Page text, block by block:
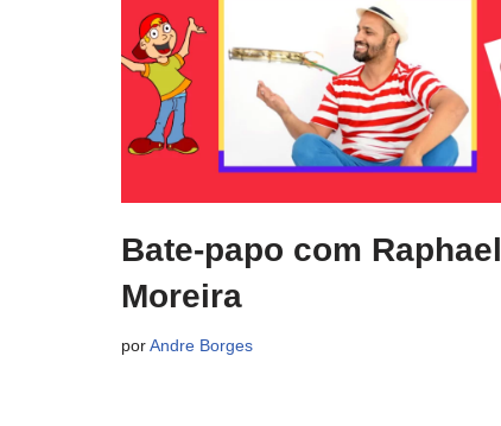
Bate-papo com Raphael
Moreira
porAndre Borges